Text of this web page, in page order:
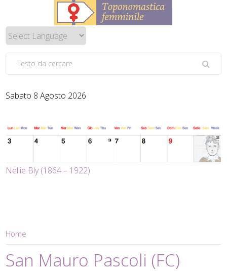
Sabato 8 Agosto 2026
Nellie Bly (1864 – 1922)
Home
San Mauro Pascoli (FC)